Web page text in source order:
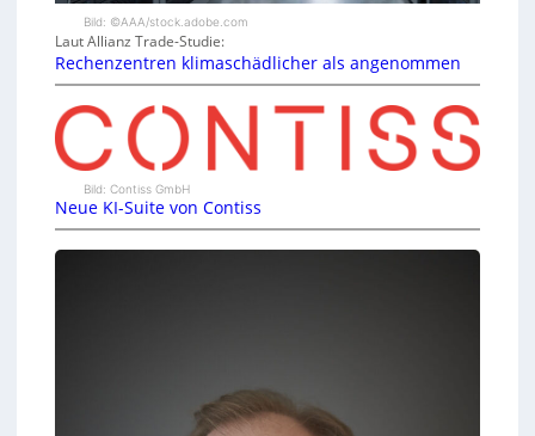
Bild: ©AAA/stock.adobe.com
Laut Allianz Trade-Studie:
Rechenzentren klimaschädlicher als angenommen
Bild: Contiss GmbH
Neue KI-Suite von Contiss